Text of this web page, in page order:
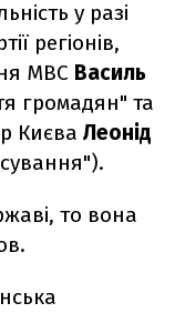
у разі
регіонів,
МВС Василь
громадян" та
Києва Леонід
то вона